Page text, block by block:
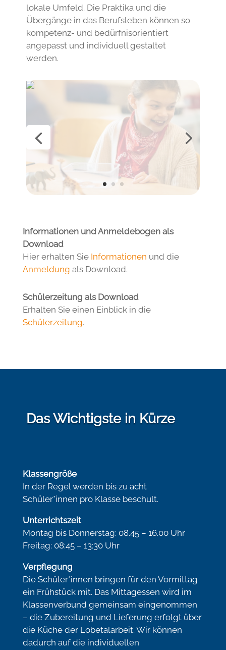
lokale Umfeld. Die Praktika und die
Übergänge in das Berufsleben können so
kompetenz- und bedürfnisorientiert
angepasst und individuell gestaltet
werden.
Informationen und Anmeldebogen als
Download
Hier erhalten Sie Informationen und die
Anmeldung als Download.
Schülerzeitung als Download
Erhalten Sie einen Einblick in die
Schülerzeitung.
Das Wichtigste in Kürze
Klassengröße
In der Regel werden bis zu acht
Schüler*innen pro Klasse beschult.
Unterrichtszeit
Montag bis Donnerstag: 08.45 – 16.00 Uhr
Freitag: 08:45 – 13:30 Uhr
Verpflegung
Die Schüler*innen bringen für den Vormittag
ein Frühstück mit. Das Mittagessen wird im
Klassenverbund gemeinsam eingenommen
– die Zubereitung und Lieferung erfolgt über
die Küche der Lobetalarbeit. Wir können
dadurch auf die individuellen